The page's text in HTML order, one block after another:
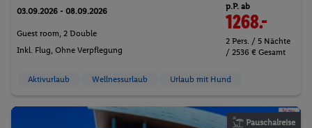
03.09.2026 - 08.09.2026
Guest room, 2 Double
Inkl. Flug, Ohne Verpflegung
p.P. ab
1268.-
2 Pers. / 5 Nächte
/ 2536 € Gesamt
Aktivurlaub Wellnessurlaub Urlaub mit Hund
Pauschalreise